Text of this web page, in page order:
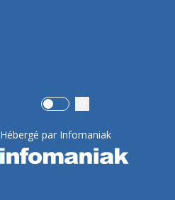
Use setting
Hébergé par Infomaniak